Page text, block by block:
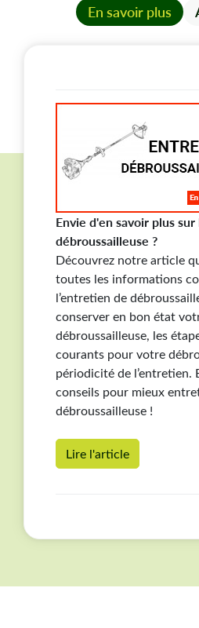
En savoir plus
Envie d'en savoir plus
débroussailleuse ?
Découvrez notre article
toutes les informations
l’entretien de
conserver en bon état
débroussailleuse, les
courants pour votre
périodicité de l’entretien.
conseils pour mieux
débroussailleuse !
Lire l'article